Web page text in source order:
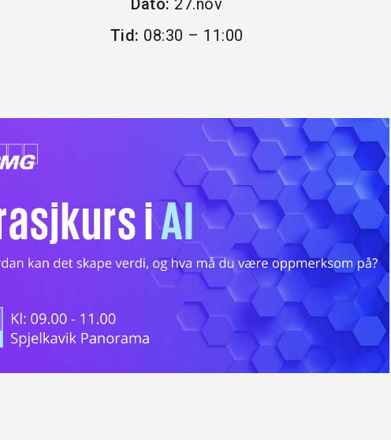
BYGG & EIGEDOM
SKULE & ORGANISASJONAR
Dato: 27.nov
Tid: 08:30 – 11:00